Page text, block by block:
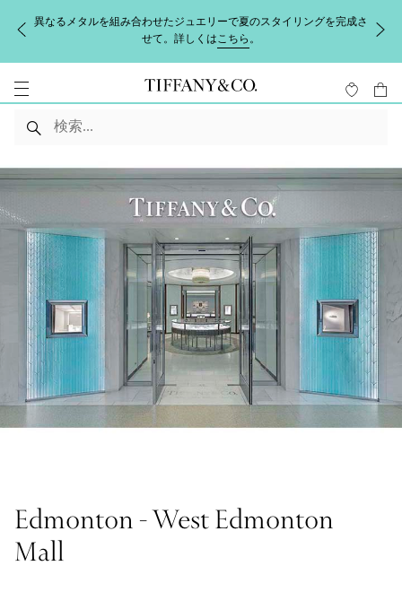
異なるメタルを組み合わせたジュエリーで夏のスタイリングを完成さ
せて。詳しくはこちら 。
Edmonton - West Edmonton
Mall